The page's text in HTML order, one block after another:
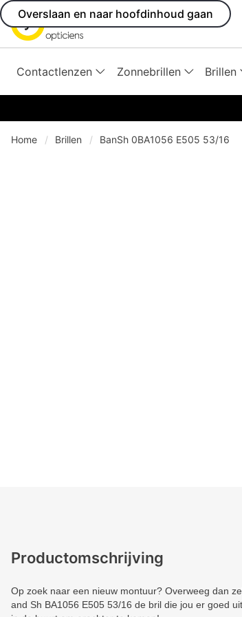
Overslaan en naar hoofdinhoud gaan
Contactlenzen Zonnebrillen Brillen
Home Brillen BanSh 0BA1056 E505 53/16
Productomschrijving
Op zoek naar een nieuw montuur? Overweeg dan
and Sh BA1056 E505 53/16 de bril die jou er goed